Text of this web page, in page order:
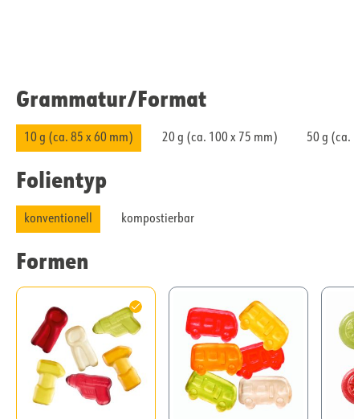
Grammatur/​Format
10 g (ca. 85 x 60 mm) 20 g (ca. 100 x 75 mm) 50 g (ca.
Folientyp
konventionell kompostierbar
Formen